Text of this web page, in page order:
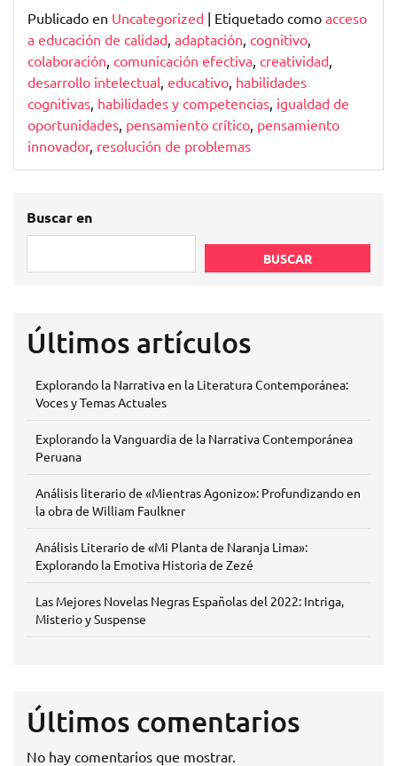
Publicado en Uncategorized | Etiquetado como acceso
a educación de calidad, adaptación, cognitivo,
colaboración, comunicación efectiva, creatividad,
desarrollo intelectual, educativo, habilidades
cognitivas, habilidades y competencias, igualdad de
oportunidades, pensamiento crítico, pensamiento
innovador, resolución de problemas
Buscar en
BUSCAR
Últimos artículos
Explorando la Narrativa en la Literatura Contemporánea:
Voces y Temas Actuales
Explorando la Vanguardia de la Narrativa Contemporánea
Peruana
Análisis literario de «Mientras Agonizo»: Profundizando en
la obra de William Faulkner
Análisis Literario de «Mi Planta de Naranja Lima»:
Explorando la Emotiva Historia de Zezé
Las Mejores Novelas Negras Españolas del 2022: Intriga,
Misterio y Suspense
Últimos comentarios
No hay comentarios que mostrar.